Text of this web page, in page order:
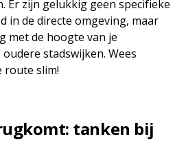
Er zijn gelukkig geen specifieke
in de directe omgeving, maar
met de hoogte van je
stadswijken. Wees
route slim!
tanken bij